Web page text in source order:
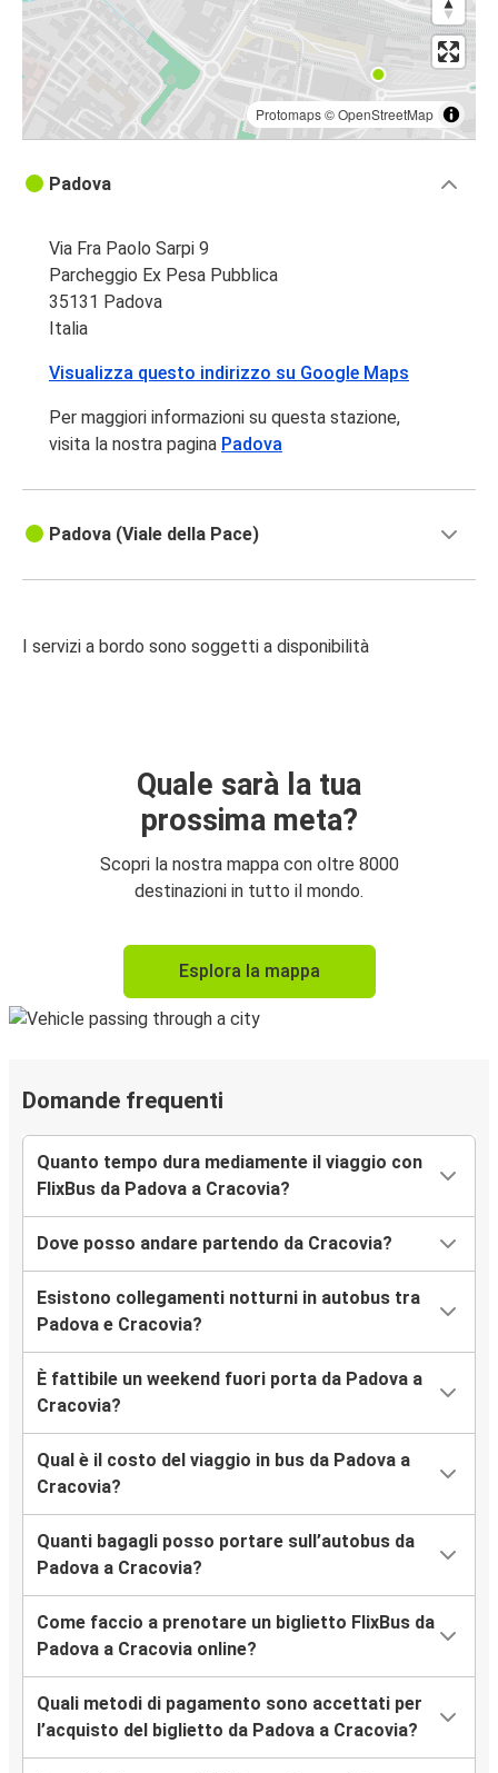
Protomaps©OpenStreetMap
Padova
Via Fra Paolo Sarpi 9
Parcheggio Ex Pesa Pubblica
35131 Padova
Italia
Visualizza questo indirizzo su Google Maps
Per maggiori informazioni su questa stazione,
visita la nostra pagina Padova
Padova (Viale della Pace)
I servizi a bordo sono soggetti a disponibilità
Quale sarà la tua
prossima meta?
Scopri la nostra mappa con oltre 8000
destinazioni in tutto il mondo.
Esplora la mappa
Domande frequenti
Quanto tempo dura mediamente il viaggio con
FlixBus da Padova a Cracovia?
Dove posso andare partendo da Cracovia?
Esistono collegamenti notturni in autobus tra
Padova e Cracovia?
È fattibile un weekend fuori porta da Padova a
Cracovia?
Qual è il costo del viaggio in bus da Padova a
Cracovia?
Quanti bagagli posso portare sull’autobus da
Padova a Cracovia?
Come faccio a prenotare un biglietto FlixBus da
Padova a Cracovia online?
Quali metodi di pagamento sono accettati per
l’acquisto del biglietto da Padova a Cracovia?